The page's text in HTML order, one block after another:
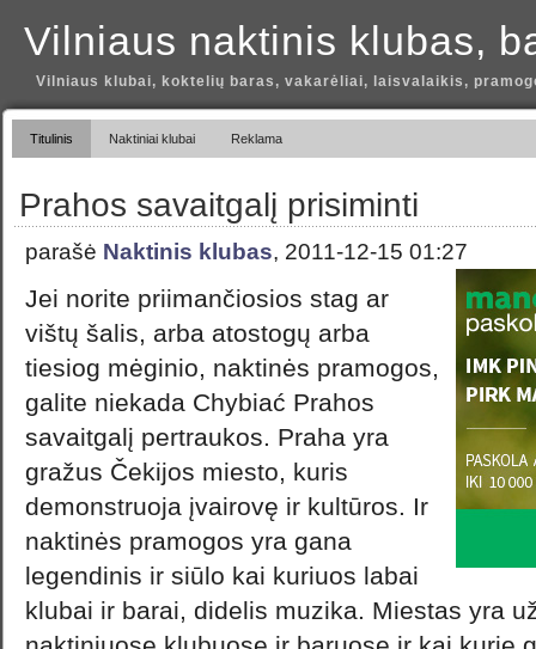
Vilniaus naktinis klubas,
Vilniaus klubai, koktelių baras, vakarėliai, laisvalaikis,
Titulinis Naktiniai klubai Reklama
Prahos savaitgalį prisiminti
parašė Naktinis klubas, 2011-12-15 01:27
Jei norite priimančiosios stag ar
vištų šalis, arba atostogų arba
tiesiog mėginio, naktinės pramogos,
galite niekada Chybiać Prahos
savaitgalį pertraukos. Praha yra
gražus Čekijos miesto, kuris
demonstruoja įvairovę ir kultūros. Ir
naktinės pramogos yra gana
legendinis ir siūlo kai kuriuos labai
klubai ir barai, didelis muzika. Miestas yra